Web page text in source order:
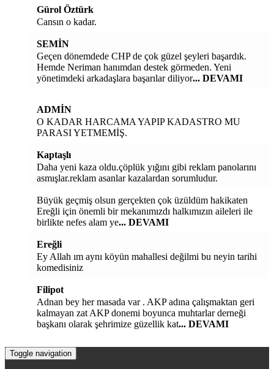
Gürol Öztürk
Cansın o kadar.
SEMİN
Geçen dönemdede CHP de çok güzel şeyleri başardık.
Hemde Neriman hanımdan destek görmeden. Yeni
yönetimdeki arkadaşlara başarılar diliyor... DEVAMI
ADMİN
O KADAR HARCAMA YAPIP KADASTRO MU
PARASI YETMEMİŞ.
Kaptaşlı
Daha yeni kaza oldu.çöplük yığını gibi reklam panolarını
asmışlar.reklam asanlar kazalardan sorumludur.
Büyük geçmiş olsun gerçekten çok üzüldüm hakikaten
Ereğli için önemli bir mekanımızdı halkımızın aileleri ile
birlikte nefes alam ye... DEVAMI
Ereğli
Ey Allah ım aynı köyün mahallesi değilmi bu neyin tarihi
komedisiniz
Filipot
Adnan bey her masada var . AKP adına çalışmaktan geri
kalmayan zat AKP donemi boyunca muhtarlar derneği
başkanı olarak şehrimize güzellik kat... DEVAMI
Toggle navigation